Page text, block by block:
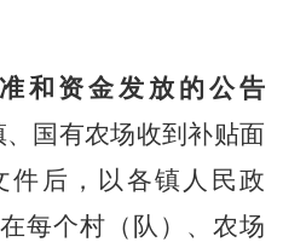
和资金发放的公告
、
国有农场收到补贴面
件后，以各镇人民政
在每个村（队）、农场